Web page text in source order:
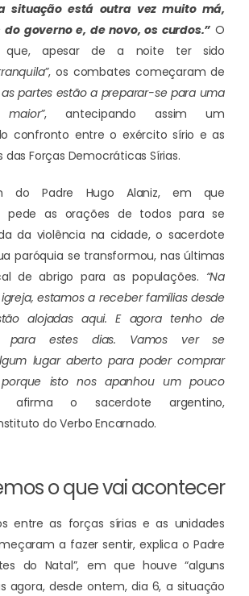
situação está outra vez muito má,
governo e, de novo, os curdos.” O
que, apesar de a noite ter sido
, os combates começaram de
as partes estão a preparar-se para uma
, antecipando assim um
confronto entre o exército sírio e as
das Forças Democráticas Sírias.
do Padre Hugo Alaniz, em que
pede as orações de todos para se
da violência na cidade, o sacerdote
paróquia se transformou, nas últimas
de abrigo para as populações. “Na
estamos a receber famílias desde
alojadas aqui. E agora tenho de
para estes dias. Vamos ver se
lugar aberto para poder comprar
isto nos apanhou um pouco
afirma o sacerdote argentino,
do Verbo Encarnado.
o que vai acontecer
entre as forças sírias e as unidades
a fazer sentir, explica o Padre
do Natal”, em que houve “alguns
agora, desde ontem, dia 6, a situação